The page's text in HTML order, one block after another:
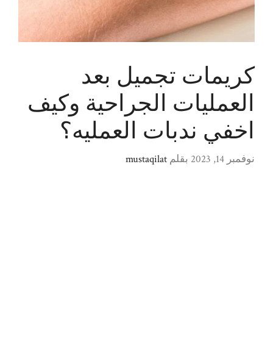
كريمات تجميل بعد
العمليات الجراحية وكيف
اخفي ندبات العمليه؟
نوفمبر 14, 2023 بقلم mustaqilat